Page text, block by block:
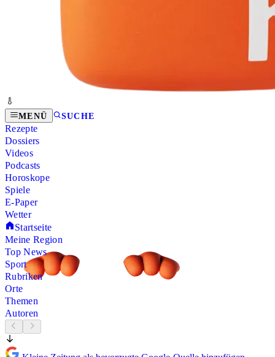
MENÜ SUCHE
Rezepte
Dossiers
Videos
Podcasts
Horoskope
Spiele
E-Paper
Wetter
Startseite
Meine Region
Top News
Sport
Rubriken
Orte
Themen
Autoren